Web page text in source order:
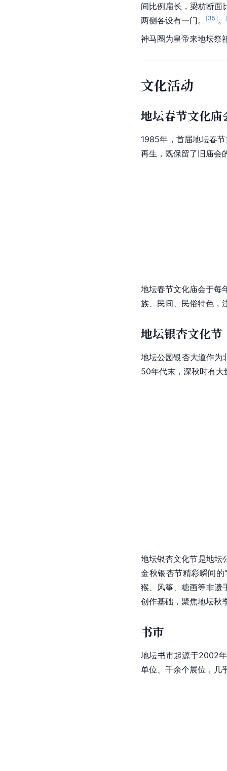
间比例扁长，梁枋断面
两侧各设有一门。
[35] 。
神马圈为皇帝来地坛祭
文化活动
地坛春节文化庙
1985年，首届地坛春
再生，既保留了旧庙会
地坛春节文化庙会于每
族、民间、民俗特色，
地坛银杏文化节
地坛公园银杏大道作为
50年代末，深秋时有大
地坛银杏文化节是地坛
金秋银杏节精彩瞬间的
猴、风筝、糖画等非遗
创作基础，聚焦地坛秋
书市
地坛书市起源于2002
单位、千余个展位，几